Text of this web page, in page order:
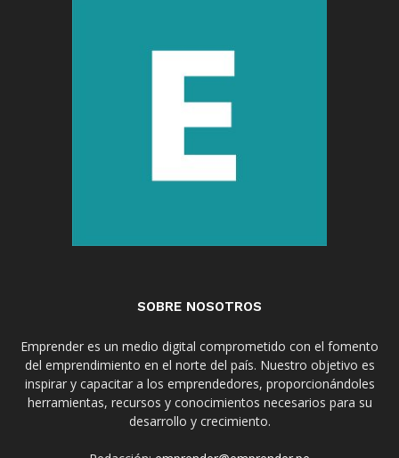
SOBRE NOSOTROS
Emprender es un medio digital comprometido con el fomento
del emprendimiento en el norte del país. Nuestro objetivo es
inspirar y capacitar a los emprendedores, proporcionándoles
herramientas, recursos y conocimientos necesarios para su
desarrollo y crecimiento.